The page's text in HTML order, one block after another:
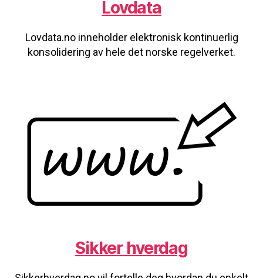
Lovdata
Lovdata.no inneholder elektronisk kontinuerlig
konsolidering av hele det norske regelverket.
Sikker hverdag